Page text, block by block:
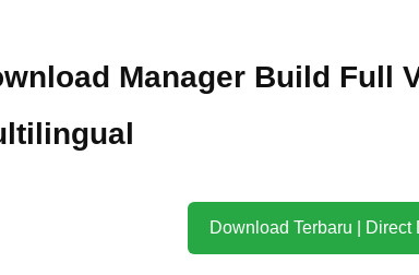
Manager Build Full
Download